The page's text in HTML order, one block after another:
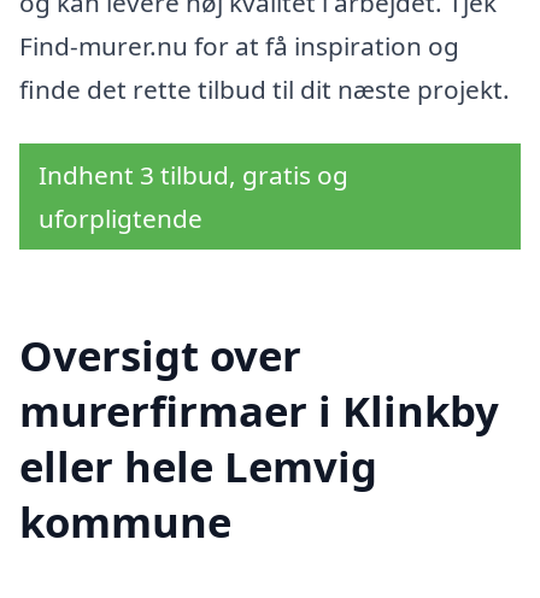
Find-murer.nu for at få inspiration og
finde det rette tilbud til dit næste projekt.
Indhent 3 tilbud, gratis og
uforpligtende
Oversigt over
murerfirmaer i Klinkby
eller hele Lemvig
kommune